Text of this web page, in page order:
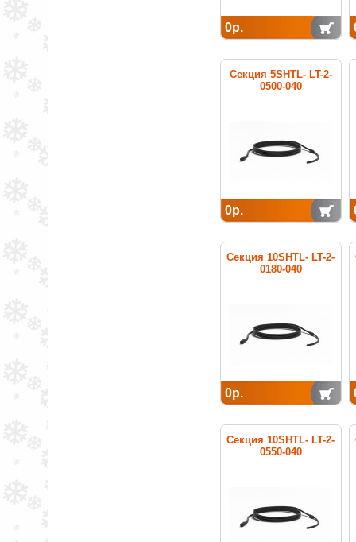
0р.
Секция 5SHTL- LT-2-
0500-040
0р.
Секция 10SHTL- LT-2-
0180-040
0р.
Секция 10SHTL- LT-2-
0550-040